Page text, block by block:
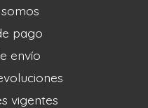
pago
envío
vigentes